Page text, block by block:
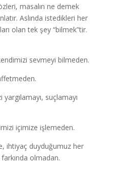
masalın ne demek
Aslında istedikleri her
olan tek şey “bilmek”tir.
sevmeyi bilmeden.
suçlamayı
içimize işlemeden.
ihtiyaç duyduğumuz her
olmadan.